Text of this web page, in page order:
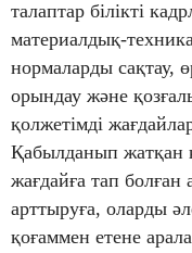
талаптар білікті
материалдық-
нормаларды сақтау,
орындау және
қолжетімді
Қабылданып жатқан
жағдайға тап болған
арттыруға, оларды
қоғаммен етене